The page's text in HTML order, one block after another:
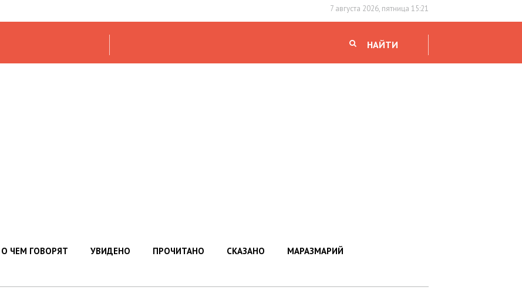
7 августа 2026, пятница 15:21
НАЙТИ
О ЧЕМ ГОВОРЯТ УВИДЕНО ПРОЧИТАНО СКАЗАНО МАРАЗМАРИЙ